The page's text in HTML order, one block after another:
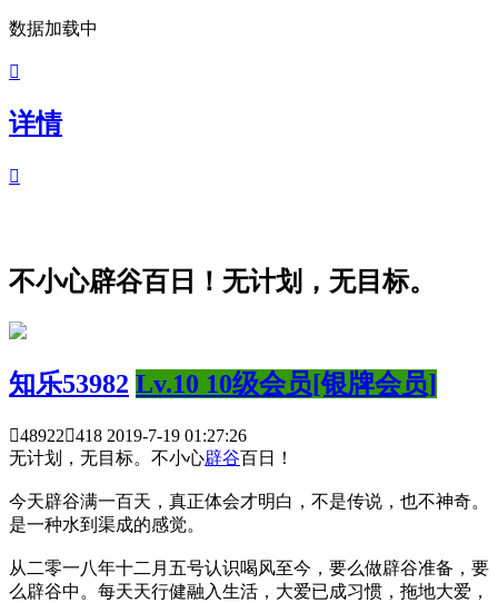
数据加载中

详情

不小心辟谷百日！无计划，无目标。
知乐53982 Lv.10 10级会员[银牌会员]
48922418 2019-7-19 01:27:26
无计划，无目标。不小心辟谷百日！
今天辟谷满一百天，真正体会才明白，不是传说，也不神奇。
是一种水到渠成的感觉。
从二零一八年十二月五号认识喝风至今，要么做辟谷准备，要
么辟谷中。每天天行健融入生活，大爱已成习惯，拖地大爱，